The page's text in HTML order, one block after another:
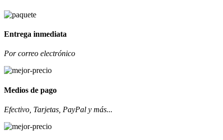
Entrega inmediata
Por correo electrónico
Medios de pago
Efectivo, Tarjetas, PayPal y más...